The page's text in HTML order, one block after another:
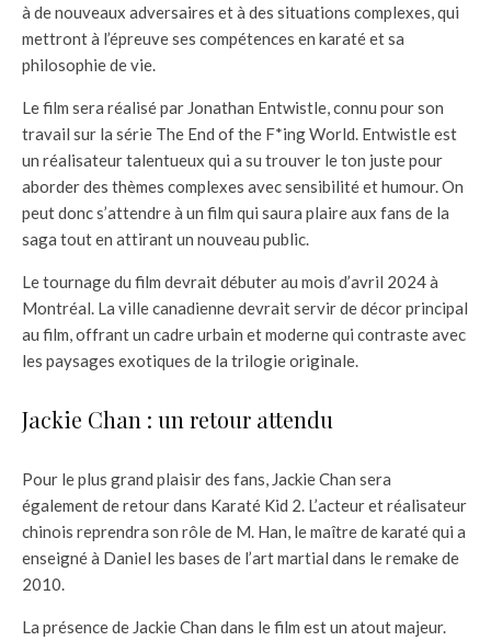
à de nouveaux adversaires et à des situations complexes, qui
mettront à l’épreuve ses compétences en karaté et sa
philosophie de vie.
Le film sera réalisé par Jonathan Entwistle, connu pour son
travail sur la série The End of the F*ing World. Entwistle est
un réalisateur talentueux qui a su trouver le ton juste pour
aborder des thèmes complexes avec sensibilité et humour. On
peut donc s’attendre à un film qui saura plaire aux fans de la
saga tout en attirant un nouveau public.
Le tournage du film devrait débuter au mois d’avril 2024 à
Montréal. La ville canadienne devrait servir de décor principal
au film, offrant un cadre urbain et moderne qui contraste avec
les paysages exotiques de la trilogie originale.
Jackie Chan : un retour attendu
Pour le plus grand plaisir des fans, Jackie Chan sera
également de retour dans Karaté Kid 2. L’acteur et réalisateur
chinois reprendra son rôle de M. Han, le maître de karaté qui a
enseigné à Daniel les bases de l’art martial dans le remake de
2010.
La présence de Jackie Chan dans le film est un atout majeur.